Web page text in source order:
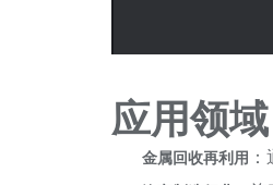
应用领域
金属回收再利用